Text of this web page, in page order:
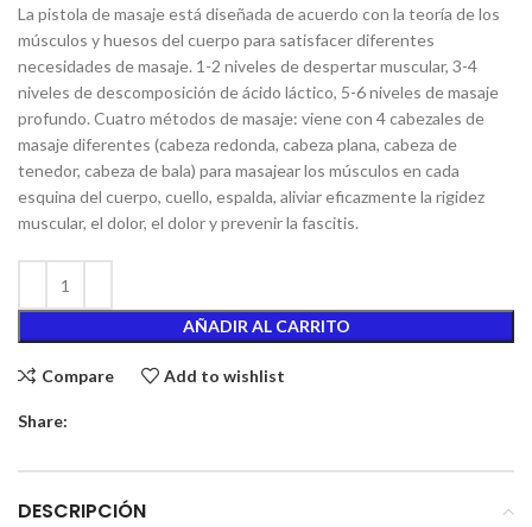
La pistola de masaje está diseñada de acuerdo con la teoría de los
músculos y huesos del cuerpo para satisfacer diferentes
necesidades de masaje. 1-2 niveles de despertar muscular, 3-4
niveles de descomposición de ácido láctico, 5-6 niveles de masaje
profundo. Cuatro métodos de masaje: viene con 4 cabezales de
masaje diferentes (cabeza redonda, cabeza plana, cabeza de
tenedor, cabeza de bala) para masajear los músculos en cada
esquina del cuerpo, cuello, espalda, aliviar eficazmente la rigidez
muscular, el dolor, el dolor y prevenir la fascitis.
AÑADIR AL CARRITO
Compare Add to wishlist
Share:
DESCRIPCIÓN